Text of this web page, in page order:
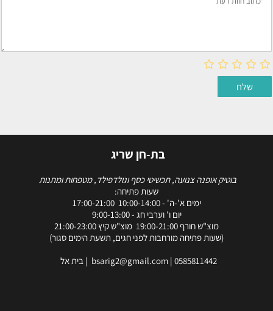
בת-חן שריג
בוטיק אופנה צנועה, תכשיטי כסף וגולדפילד, מטפחות ומתנות
שעות פתיחה:
ימים א'-ה' - 10:00-14:00 17:00-21:00
יום ו' וערבי חג - 9:00-13:00
מוצ"ש חורף 19:00-21:00 מוצ"ש קיץ 21:00-23:00
(שעות פתיחה מורחבות לפני חגים, תשעת הימים סגור)
bsarig2@gmail.com | 0585811442 | בית אל